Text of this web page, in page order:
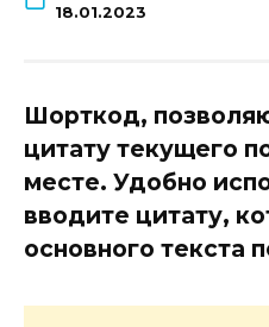
18.01.2023
Шорткод,
цитату текущего
месте. Удобно
вводите цитату,
основного текста